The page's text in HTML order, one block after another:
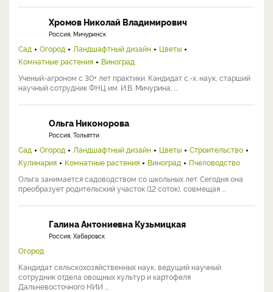
Хромов Николай Владимирович
Россия, Мичуринск
Сад Огород Ландшафтный дизайн
Цветы
Комнатные растения
Виноград
Ученый-агроном с 30+ лет практики. Кандидат с.-х. наук, старший
научный сотрудник ФНЦ им. И.В. Мичурина, ...
Ольга Никонорова
Россия, Тольятти
Сад Огород Ландшафтный дизайн Цветы
Строительство
Кулинария
Комнатные растения Виноград
Пчеловодство
Ольга занимается садоводством со школьных лет. Сегодня она
преобразует родительский участок (12 соток), совмещая ...
Галина Антониевна Кузьмицкая
Россия, Хабаровск
Огород
Кандидат сельскохозяйственных наук, ведущий научный
сотрудник отдела овощных культур и картофеля
Дальневосточного НИИ ...